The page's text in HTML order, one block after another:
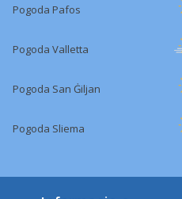
Pogoda Pafos
Pogoda Valletta
Pogoda San Ġiljan
Pogoda Sliema